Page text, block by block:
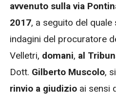
avvenuto sulla via
2017, a seguito del
indagini del procuratore
Velletri, domani, al
Dott. Gilberto Muscolo,
rinvio a giudizio ai sensi